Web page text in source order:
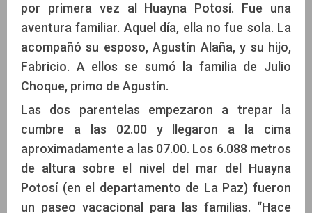
por primera vez al Huayna Potosí. Fue una
aventura familiar. Aquel día, ella no fue sola. La
acompañó su esposo, Agustín Alaña, y su hijo,
Fabricio. A ellos se sumó la familia de Julio
Choque, primo de Agustín.
Las dos parentelas empezaron a trepar la
cumbre a las 02.00 y llegaron a la cima
aproximadamente a las 07.00. Los 6.088 metros
de altura sobre el nivel del mar del Huayna
Potosí (en el departamento de La Paz) fueron
un paseo vacacional para las familias. “Hace